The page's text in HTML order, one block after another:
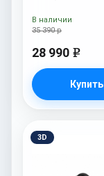
35 390 р
28 990 e
Купить
В наличии
3D